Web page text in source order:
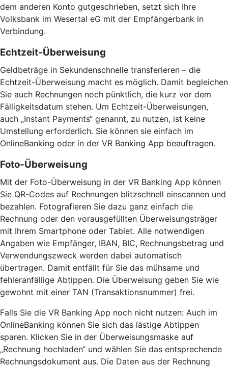
dem anderen Konto gutgeschrieben, setzt sich Ihre
Volksbank im Wesertal eG mit der Empfängerbank in
Verbindung.
Echtzeit-Überweisung
Geldbeträge in Sekundenschnelle transferieren – die
Echtzeit-Überweisung macht es möglich. Damit begleichen
Sie auch Rechnungen noch pünktlich, die kurz vor dem
Fälligkeitsdatum stehen. Um Echtzeit-Überweisungen,
auch „Instant Payments“ genannt, zu nutzen, ist keine
Umstellung erforderlich. Sie können sie einfach im
OnlineBanking oder in der VR Banking App beauftragen.
Foto-Überweisung
Mit der Foto-Überweisung in der VR Banking App können
Sie QR-Codes auf Rechnungen blitzschnell einscannen und
bezahlen. Fotografieren Sie dazu ganz einfach die
Rechnung oder den vorausgefüllten Überweisungsträger
mit Ihrem Smartphone oder Tablet. Alle notwendigen
Angaben wie Empfänger, IBAN, BIC, Rechnungsbetrag und
Verwendungszweck werden dabei automatisch
übertragen. Damit entfällt für Sie das mühsame und
fehleranfällige Abtippen. Die Überweisung geben Sie wie
gewohnt mit einer TAN (Transaktionsnummer) frei.
Falls Sie die VR Banking App noch nicht nutzen: Auch im
OnlineBanking können Sie sich das lästige Abtippen
sparen. Klicken Sie in der Überweisungsmaske auf
„Rechnung hochladen“ und wählen Sie das entsprechende
Rechnungsdokument aus. Die Daten aus der Rechnung